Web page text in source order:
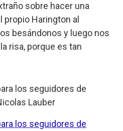
sobre hacer una
propio Harington al
besándonos y luego nos
risa, porque es tan
los seguidores de
Lauber
los seguidores de